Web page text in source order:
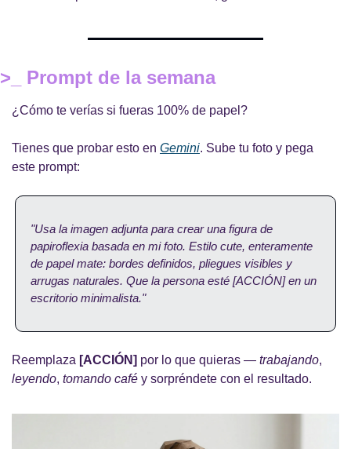
>_ Prompt de la semana
¿Cómo te verías si fueras 100% de papel?
Tienes que probar esto en Gemini. Sube tu foto y pega
este prompt:
"Usa la imagen adjunta para crear una figura de
papiroflexia basada en mi foto. Estilo cute, enteramente
de papel mate: bordes definidos, pliegues visibles y
arrugas naturales. Que la persona esté [ACCIÓN] en un
escritorio minimalista."
Reemplaza [ACCIÓN] por lo que quieras — trabajando
leyendo, tomando café y sorpréndete con el resultado.